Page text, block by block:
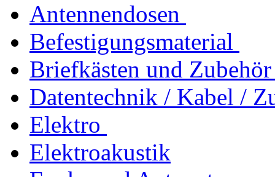
Antennendosen
Befestigungsmaterial
Briefkästen und Zubehör
Datentechnik / Kabel /
Elektro
Elektroakustik